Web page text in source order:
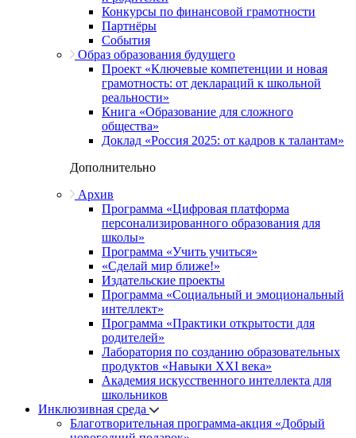
Конкурсы по финансовой грамотности
Партнёры
События
Образ образования будущего
Проект «Ключевые компетенции и новая
грамотность: от деклараций к школьной
реальности»
Книга «Образование для сложного
общества»
Доклад «Россия 2025: от кадров к талантам»
Дополнительно
Архив
Программа «Цифровая платформа
персонализированного образования для
школы»
Программа «Учить учиться»
«Сделай мир ближе!»
Издательские проекты
Программа «Социальный и эмоциональный
интеллект»
Программа «Практики открытости для
родителей»
Лаборатория по созданию образовательных
продуктов «Навыки XXI века»
Академия искусственного интеллекта для
школьников
Инклюзивная среда
Благотворительная программа-акция «Добрый